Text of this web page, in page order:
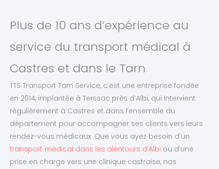
Plus de 10 ans d’expérience au
service du transport médical à
Castres et dans le Tarn
TTS Transport Tarn Service, c’est une entreprise fondée
en 2014, implantée à Terssac près d’Albi, qui intervient
régulièrement à Castres et dans l’ensemble du
département pour accompagner ses clients vers leurs
rendez-vous médicaux. Que vous ayez besoin d’un
transport médical dans les alentours d'Albi ou d’une
prise en charge vers une clinique castraise, nos